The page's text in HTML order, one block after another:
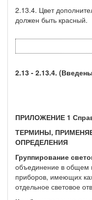
2.13.4. Цвет
должен быть красный.
2.13 - 2.13.4.
ПРИЛОЖЕНИЕ 1
ТЕРМИНЫ,
ОПРЕДЕЛЕНИЯ
Группирование
объединение в общем
приборов, имеющих
отдельное световое